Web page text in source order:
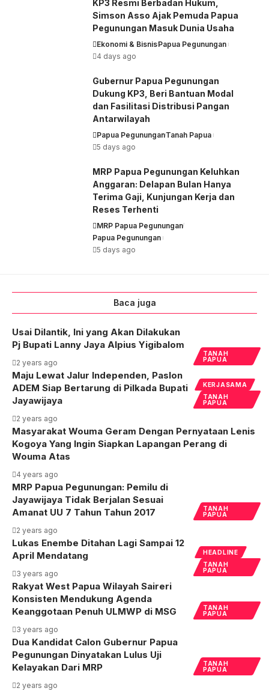
KP3 Resmi Berbadan Hukum,
Simson Asso Ajak Pemuda Papua
Pegunungan Masuk Dunia Usaha
Ekonomi & BisnisPapua Pegunungan
4 days ago
Gubernur Papua Pegunungan
Dukung KP3, Beri Bantuan Modal
dan Fasilitasi Distribusi Pangan
Antarwilayah
Papua PegununganTanah Papua
5 days ago
MRP Papua Pegunungan Keluhkan
Anggaran: Delapan Bulan Hanya
Terima Gaji, Kunjungan Kerja dan
Reses Terhenti
MRP Papua Pegunungan
Papua Pegunungan
5 days ago
Baca juga
TANAH
PAPUA
Usai Dilantik, Ini yang Akan Dilakukan
Pj Bupati Lanny Jaya Alpius Yigibalom
2 years ago
KERJASAMA
TANAH
PAPUA
Maju Lewat Jalur Independen, Paslon
ADEM Siap Bertarung di Pilkada Bupati
Jayawijaya
2 years ago
Masyarakat Wouma Geram Dengan Pernyataan Lenis
Kogoya Yang Ingin Siapkan Lapangan Perang di
Wouma Atas
4 years ago
TANAH
PAPUA
MRP Papua Pegunungan: Pemilu di
Jayawijaya Tidak Berjalan Sesuai
Amanat UU 7 Tahun Tahun 2017
2 years ago
HEADLINE
TANAH
PAPUA
Lukas Enembe Ditahan Lagi Sampai 12
April Mendatang
3 years ago
TANAH
PAPUA
Rakyat West Papua Wilayah Saireri
Konsisten Mendukung Agenda
Keanggotaan Penuh ULMWP di MSG
3 years ago
TANAH
PAPUA
Dua Kandidat Calon Gubernur Papua
Pegunungan Dinyatakan Lulus Uji
Kelayakan Dari MRP
2 years ago